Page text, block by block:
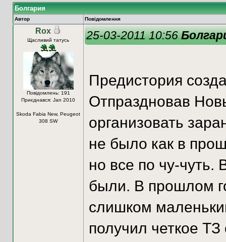
Болгария
Автор Повідомлення
Rox
Щасливий татусь
Повідомлень: 191
Приєднався: Jan 2010
Skoda Fabia New, Peugeot
308 SW
25-03-2011 10:56
Предистория
Отпраздновав
организовать
не было как в
но все по чу-чуть.
были. В прошлом
слишком
получил четкое